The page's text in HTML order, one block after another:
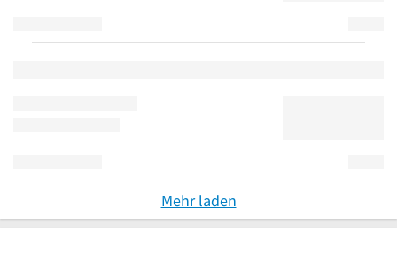
Mehr laden